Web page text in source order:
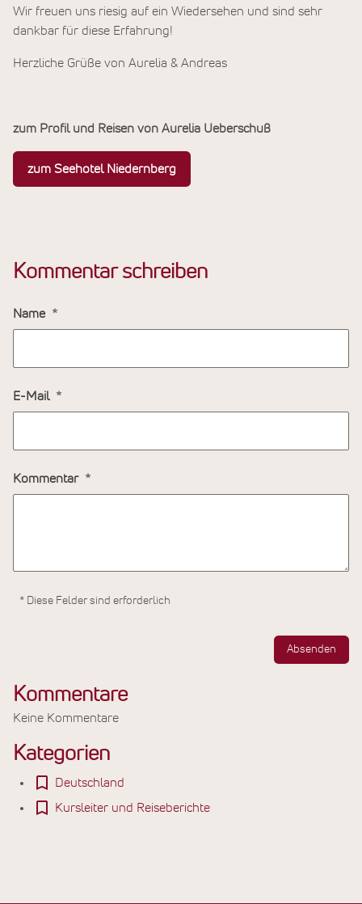
Wir freuen uns riesig auf ein Wiedersehen und sind sehr
dankbar für diese Erfahrung!
Herzliche Grüße von Aurelia & Andreas
zum Profil und Reisen von Aurelia Ueberschuß
zum Seehotel Niedernberg
Kommentar schreiben
Name
E-Mail
Kommentar
* Diese Felder sind erforderlich
Absenden
Kommentare
Keine Kommentare
Kategorien
Deutschland
Kursleiter und Reiseberichte